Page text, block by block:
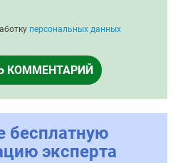
персональных данных
КОММЕНТАРИЙ
бесплатную
эксперта